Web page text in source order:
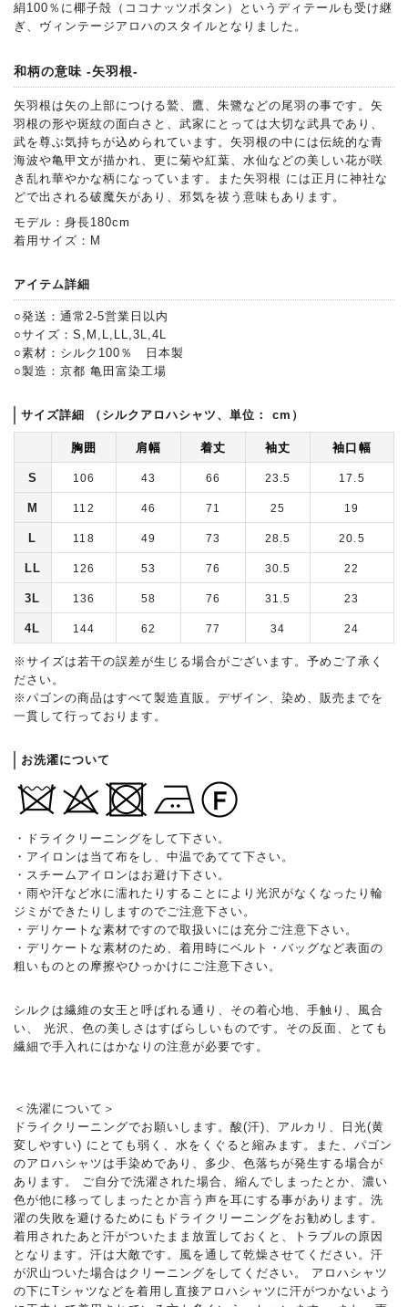
絹100％に椰子殻（ココナッツボタン）というディテールも受け継
ぎ、ヴィンテージアロハのスタイルとなりました。
和柄の意味 -矢羽根-
矢羽根は矢の上部につける鷲、鷹、朱鷺などの尾羽の事です。矢
羽根の形や斑紋の面白さと、武家にとっては大切な武具であり、
武を尊ぶ気持ちが込められています。矢羽根の中には伝統的な青
海波や亀甲文が描かれ、更に菊や紅葉、水仙などの美しい花が咲
き乱れ華やかな柄になっています。また矢羽根 には正月に神社な
どで出される破魔矢があり、邪気を祓う意味もあります。
モデル：身長180cm
着用サイズ：M
アイテム詳細
○発送：通常2-5営業日以内
○サイズ：S,M,L,LL,3L,4L
○素材：シルク100％ 日本製
○製造：京都 亀田富染工場
サイズ詳細 （シルクアロハシャツ、単位： cm）
胸囲 肩幅 着丈 袖丈 袖口幅
S 106 43 66 23.5 17.5
M 112 46 71 25 19
L 118 49 73 28.5 20.5
LL 126 53 76 30.5 22
3L 136 58 76 31.5 23
4L 144 62 77 34 24
※サイズは若干の誤差が生じる場合がございます。予めご了承く
ださい。
※パゴンの商品はすべて製造直販。デザイン、染め、販売までを
一貫して行っております。
お洗濯について
・ドライクリーニングをして下さい。
・アイロンは当て布をし、中温であてて下さい。
・スチームアイロンはお避け下さい。
・雨や汗など水に濡れたりすることにより光沢がなくなったり輪
ジミができたりしますのでご注意下さい。
・デリケートな素材ですので取扱いには充分ご注意下さい。
・デリケートな素材のため、着用時にベルト・バッグなど表面の
粗いものとの摩擦やひっかけにご注意下さい。
シルクは繊維の女王と呼ばれる通り、その着心地、手触り、風合
い、 光沢、色の美しさはすばらしいものです。その反面、とても
繊細で手入れにはかなりの注意が必要です。
＜洗濯について＞
ドライクリーニングでお願いします。酸(汗)、アルカリ、日光(黄
変しやすい) にとても弱く、水をくぐると縮みます。また、パゴン
のアロハシャツは手染めであり、多少、色落ちが発生する場合が
あります。 ご自分で洗濯された場合、縮んでしまったとか、濃い
色が他に移ってしまったとか言う声を耳にする事があります。洗
濯の失敗を避けるためにもドライクリーニングをお勧めします。
着用されたあと汗がついたまま放置しておくと、トラブルの原因
となります。汗は大敵です。風を通して乾燥させてください。汗
が沢山ついた場合はクリーニングをしてください。 アロハシャツ
の下にTシャツなどを着用し直接アロハシャツに汗がつかないよう